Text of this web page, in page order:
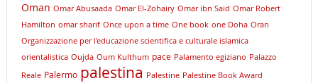
Oman Omar Abusaada Omar El-Zohairy Omar ibn Said Omar Robert
Hamilton omar sharif Once upon a time One book one Doha Oran
Organizzazione per l'educazione scientifica e culturale islamica
orientalistica Oujda Oum Kulthum pace Palamento egiziano Palazzo
Reale Palermo palestina Palestine Palestine Book Award